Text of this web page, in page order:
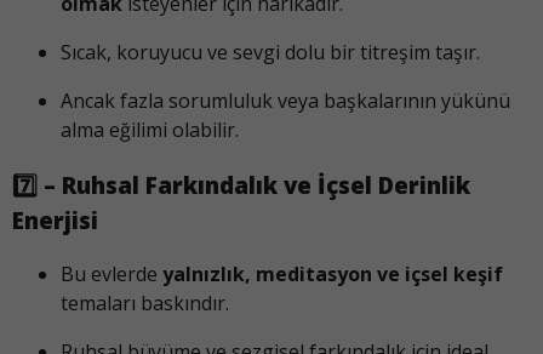
Sıcak, koruyucu ve sevgi dolu bir titreşim taşır.
Ancak fazla sorumluluk veya başkalarının yükünü
alma eğilimi olabilir.
7️⃣ – Ruhsal Farkındalık ve İçsel Derinlik
Enerjisi
Bu evlerde yalnızlık, meditasyon ve içsel keşif
temaları baskındır.